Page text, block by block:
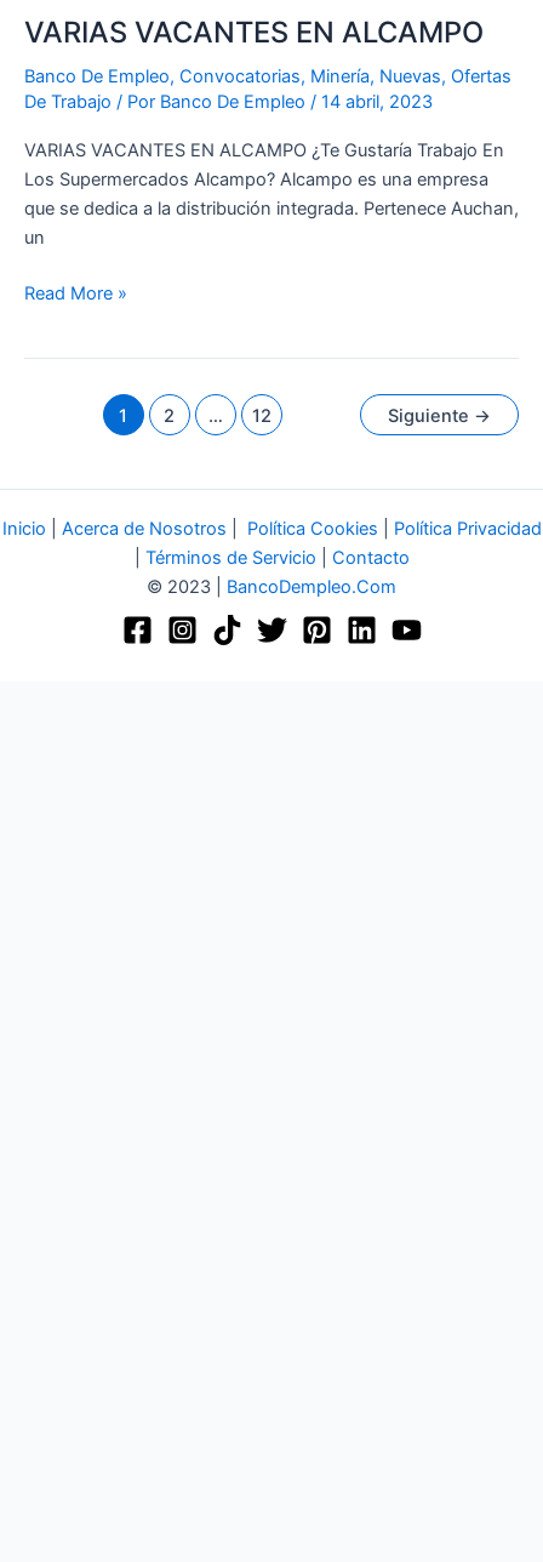
VARIAS VACANTES EN ALCAMPO
Banco De Empleo, Convocatorias, Minería, Nuevas, Ofertas
De Trabajo / Por Banco De Empleo / 14 abril, 2023
VARIAS VACANTES EN ALCAMPO ¿Te Gustaría Trabajo En
Los Supermercados Alcampo? Alcampo es una empresa
que se dedica a la distribución integrada. Pertenece Auchan,
un
Read More »
1 2 … 12 Siguiente →
Inicio Acerca de Nosotros Política Cookies
Política Privacidad
Términos de Servicio
Contacto
© 2023 | BancoDempleo.Com